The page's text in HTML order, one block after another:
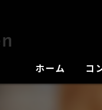
ホーム コ